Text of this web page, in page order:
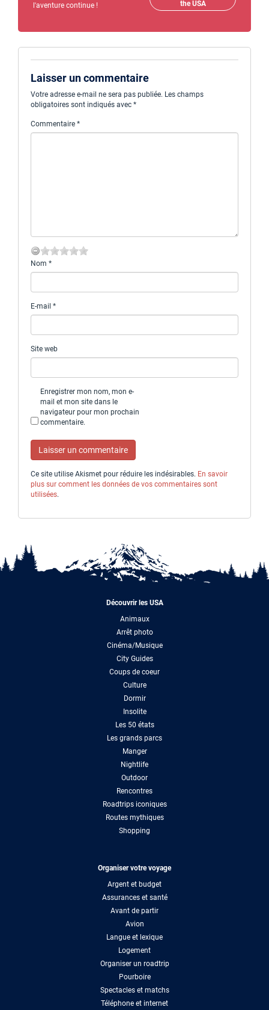
l'aventure continue ! the USA
Laisser un commentaire
Votre adresse e-mail ne sera pas publiée. Les champs
obligatoires sont indiqués avec *
Commentaire *
Nom *
E-mail *
Site web
Enregistrer mon nom, mon e-
mail et mon site dans le
navigateur pour mon prochain
commentaire.
Ce site utilise Akismet pour réduire les indésirables. En savoir
plus sur comment les données de vos commentaires sont
utilisées.
Découvrir les USA
Animaux
Arrêt photo
Cinéma/Musique
City Guides
Coups de coeur
Culture
Dormir
Insolite
Les 50 états
Les grands parcs
Manger
Nightlife
Outdoor
Rencontres
Roadtrips iconiques
Routes mythiques
Shopping
Organiser votre voyage
Argent et budget
Assurances et santé
Avant de partir
Avion
Langue et lexique
Logement
Organiser un roadtrip
Pourboire
Spectacles et matchs
Téléphone et internet